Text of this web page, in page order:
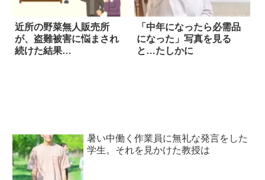
近所の野菜無人販売所
が、盗難被害に悩まされ
続けた結果…
「中年になったら必需品
になった」写真を見る
と…たしかに
暑い中働く作業員に無礼な発言をした
学生。それを見かけた教授は